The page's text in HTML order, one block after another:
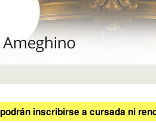
inscribirse a cursada ni